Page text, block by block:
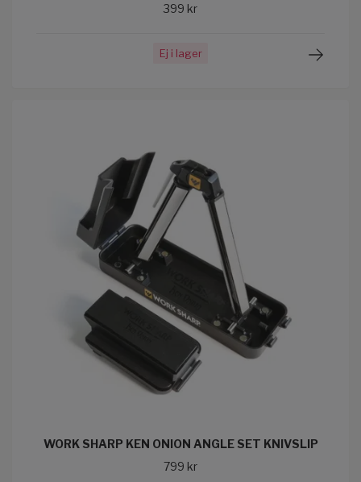
399 kr
Ej i lager
WORK SHARP KEN ONION ANGLE SET KNIVSLIP
799 kr